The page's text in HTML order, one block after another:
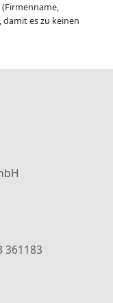
damit es zu keinen
361183